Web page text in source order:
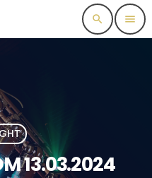
search menu
13.03.2024